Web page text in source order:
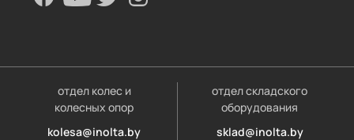
отдел колес и
колесных опор
kolesa@inolta.by
отдел складского
оборудования
sklad@inolta.by